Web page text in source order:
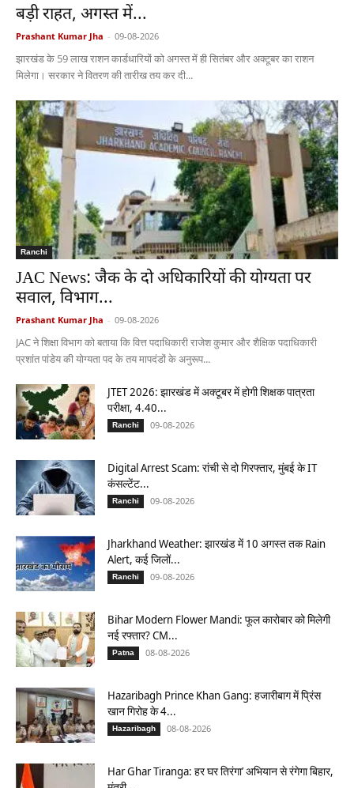
बड़ी राहत, अगस्त में...
Prashant Kumar Jha - 09-08-2026
झारखंड के 59 लाख राशन कार्डधारियों को अगस्त में ही सितंबर और अक्टूबर का राशन
मिलेगा। सरकार ने वितरण की तारीख तय कर दी...
Ranchi
JAC News: जैक के दो अधिकारियों की योग्यता पर
सवाल, विभाग...
Prashant Kumar Jha - 09-08-2026
JAC ने शिक्षा विभाग को बताया कि वित्त पदाधिकारी राजेश कुमार और शैक्षिक पदाधिकारी
प्रशांत पांडेय की योग्यता पद के तय मापदंडों के अनुरूप...
JTET 2026: झारखंड में अक्टूबर में होगी शिक्षक पात्रता
परीक्षा, 4.40...
Ranchi 09-08-2026
Digital Arrest Scam: रांची से दो गिरफ्तार, मुंबई के IT
कंसल्टेंट...
Ranchi 09-08-2026
Jharkhand Weather: झारखंड में 10 अगस्त तक Rain
Alert, कई जिलों...
Ranchi 09-08-2026
Bihar Modern Flower Mandi: फूल कारोबार को मिलेगी
नई रफ्तार? CM...
Patna 08-08-2026
Hazaribagh Prince Khan Gang: हजारीबाग में प्रिंस
खान गिरोह के 4...
Hazaribagh 08-08-2026
Har Ghar Tiranga: हर घर तिरंगा’ अभियान से रंगेगा बिहार,